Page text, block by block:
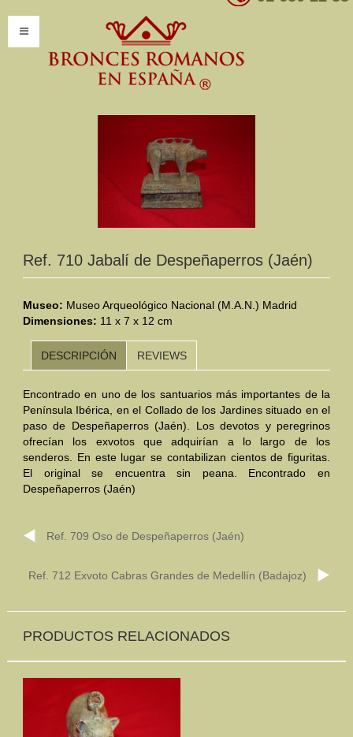
Introducción
Presentación
Modelos por encargo
CATÁLOGO
Clasificaciones
Mundo Romano
Otras Civilizaciones
Trabajos Especiales
Referencias
NOTICIAS CONTACTO PRESUPUESTO
BUSCAR
Ref. 710 Jabalí de Despeñaperros (Jaén)
Museo: Museo Arqueológico Nacional (M.A.N.) Madrid
Dimensiones: 11 x 7 x 12 cm
DESCRIPCIÓN REVIEWS
Encontrado en uno de los santuarios más importantes de la
Península Ibérica, en el Collado de los Jardines situado en el
paso de Despeñaperros (Jaén). Los devotos y peregrinos
ofrecían los exvotos que adquirían a lo largo de los
senderos. En este lugar se contabilizan cientos de figuritas.
El original se encuentra sin peana. Encontrado en
Despeñaperros (Jaén)
Ref. 709 Oso de Despeñaperros (Jaén)
Ref. 712 Exvoto Cabras Grandes de Medellín (Badajoz)
PRODUCTOS RELACIONADOS